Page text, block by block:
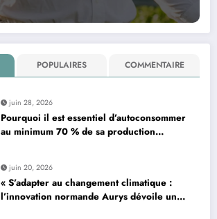
POPULAIRES COMMENTAIRE
juin 28, 2026
Pourquoi il est essentiel d’autoconsommer
au minimum 70 % de sa production
juin 20, 2026
« S’adapter au changement climatique :
l’innovation normande Aurys dévoile un